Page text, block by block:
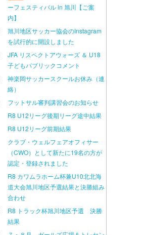
ーフェスティバル in 旭川【ご案
内】
旭川地区サッカー協会のInstagram
を試行的に開設しました
JFA リスペクトアウォーズ ＆ U18
子どもパブリックコメント
神楽岡サッカースクールお休み（連
絡）
フットサル審判講習会のお知らせ
R8 U12リーグ後期リーグ途中結果
R8 U12リーグ前期結果
クラブ・ウェルフェアオフィサー
（CWO）として新たに19名の方が
認定・登録されました
R8 カワムラホーム杯兼U10北北海
道大会旭川地区予選結果と決勝組み
合わせ
R8 トラック杯旭川地区予選 決勝
結果